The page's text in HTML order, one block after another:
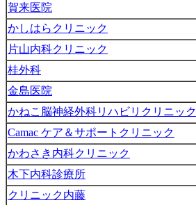
賀来医院
かしはらクリニック
片山内科クリニック
桂外科
金島医院
かねこ脳神経外科リハビリクリニック
Camac ケア＆サポートクリニック
かわさき内科クリニック
木下内科診療所
クリニック内藤